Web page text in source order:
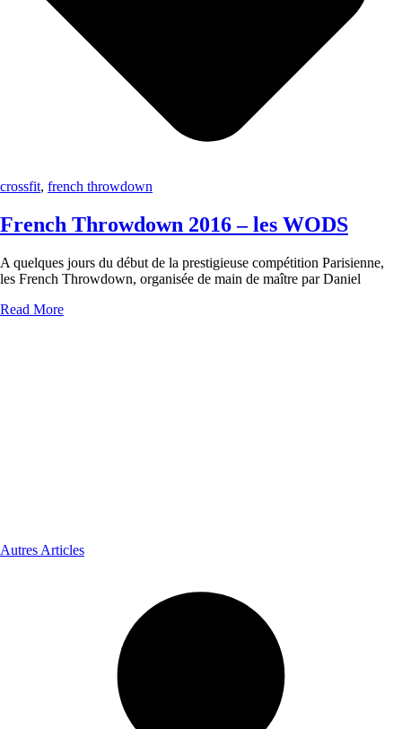
crossfit, french throwdown
French Throwdown 2016 – les WODS
A quelques jours du début de la prestigieuse compétition Parisienne,
les French Throwdown, organisée de main de maître par Daniel
Read More
Autres Articles